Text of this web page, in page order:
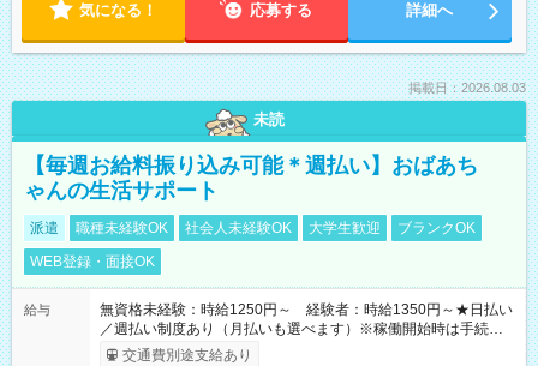
気になる！ 応募する 詳細へ
掲載日：2026.08.03
未読
【毎週お給料振り込み可能＊週払い】おばあち
ゃんの生活サポート
派遣 職種未経験OK 社会人未経験OK 大学生歓迎
ブランクOK
WEB登録・面接OK
給与
無資格未経験：時給1250円～ 経験者：時給1350円～★日払い
／週払い制度あり（月払いも選べます）※稼働開始時は手続き完
了次第のお支払いとなります。
交通費別途支給あり